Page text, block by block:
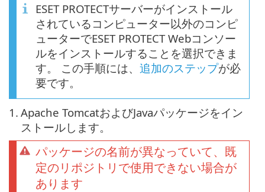
ESET PROTECTサーバーがインストール
されているコンピューター以外のコンピ
ューターでESET PROTECT Webコンソー
ルをインストールすることを選択できま
す。 この手順には、 追加のステップが必
要です。
1. Apache TomcatおよびJavaパッケージをイン
ストールします。
パッケージの名前が異なっていて、既
定のリポジトリで使用できない場合が
あります